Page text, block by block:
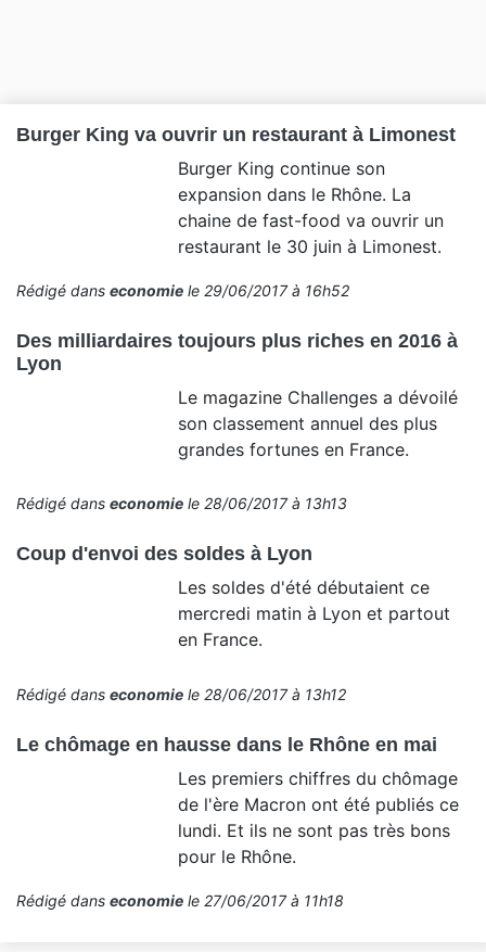
Burger King va ouvrir un restaurant à Limonest
Burger King continue son
expansion dans le Rhône. La
chaine de fast-food va ouvrir un
restaurant le 30 juin à Limonest.
Rédigé dans economie le 29/06/2017 à 16h52
Des milliardaires toujours plus riches en 2016 à
Lyon
Le magazine Challenges a dévoilé
son classement annuel des plus
grandes fortunes en France.
Rédigé dans economie le 28/06/2017 à 13h13
Coup d'envoi des soldes à Lyon
Les soldes d'été débutaient ce
mercredi matin à Lyon et partout
en France.
Rédigé dans economie le 28/06/2017 à 13h12
Le chômage en hausse dans le Rhône en mai
Les premiers chiffres du chômage
de l'ère Macron ont été publiés ce
lundi. Et ils ne sont pas très bons
pour le Rhône.
Rédigé dans economie le 27/06/2017 à 11h18